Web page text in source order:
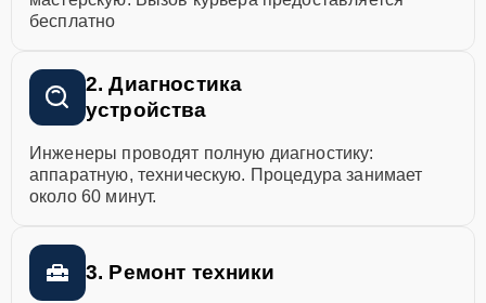
бесплатно
2. Диагностика
устройства
Инженеры проводят полную диагностику:
аппаратную, техническую. Процедура занимает
около 60 минут.
3. Ремонт техники